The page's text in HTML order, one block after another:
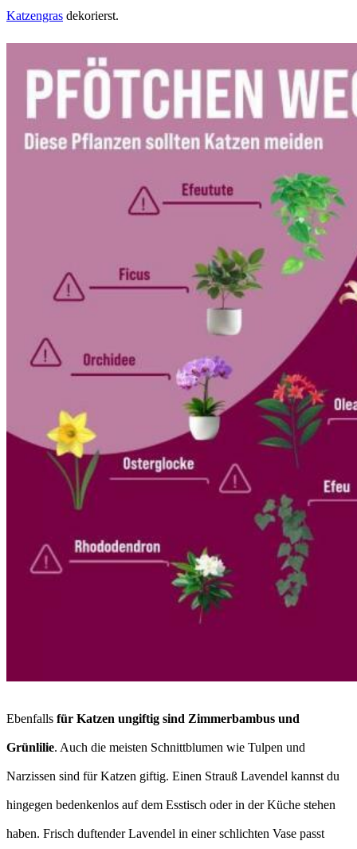
Katzengras dekorierst.
Ebenfalls für Katzen ungiftig sind Zimmerbambus und
Grünlilie. Auch die meisten Schnittblumen wie Tulpen und
Narzissen sind für Katzen giftig. Einen Strauß Lavendel kannst du
hingegen bedenkenlos auf dem Esstisch oder in der Küche stehen
haben. Frisch duftender Lavendel in einer schlichten Vase passt